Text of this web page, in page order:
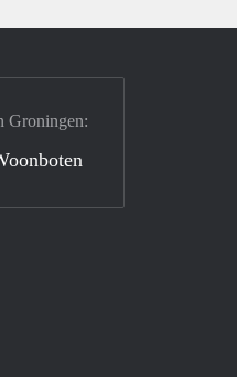
Groningen: